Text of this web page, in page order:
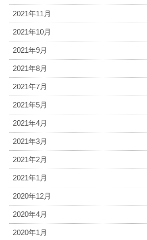
2021年11月
2021年10月
2021年9月
2021年8月
2021年7月
2021年5月
2021年4月
2021年3月
2021年2月
2021年1月
2020年12月
2020年4月
2020年1月